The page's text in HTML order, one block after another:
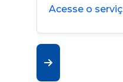
Acesse o